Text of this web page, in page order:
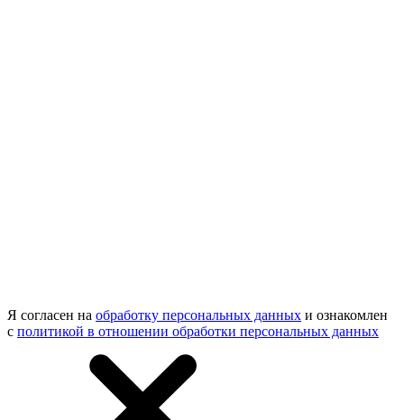
Я согласен на обработку персональных данных и ознакомлен
с политикой в отношении обработки персональных данных